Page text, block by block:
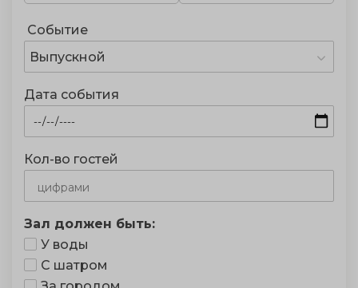
Событие
Выпускной
Дата события
Кол-во гостей
Зал должен быть:
У воды
С шатром